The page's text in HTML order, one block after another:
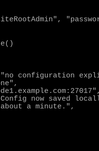
configuration
now saved
a minute.",